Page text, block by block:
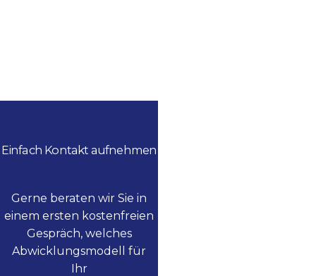
Einfach Kontakt aufnehmen
Gerne beraten wir Sie in
einem ersten kostenfreien
Gespräch, welches
Abwicklungsmodell für
Ihr